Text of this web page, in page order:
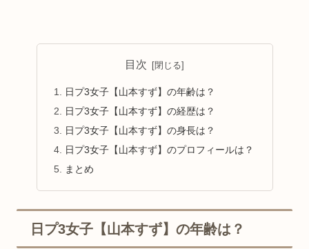
目次
日プ3女子【山本すず】の年齢は？
日プ3女子【山本すず】の経歴は？
日プ3女子【山本すず】の身長は？
日プ3女子【山本すず】のプロフィールは？
まとめ
日プ3女子【山本すず】の年齢は？